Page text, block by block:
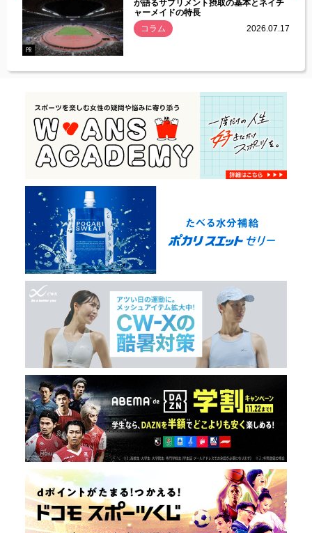
PR
が語るサプリメント摂取の基本とネイチ
ャーメイドの特長
コラム
2026.07.17